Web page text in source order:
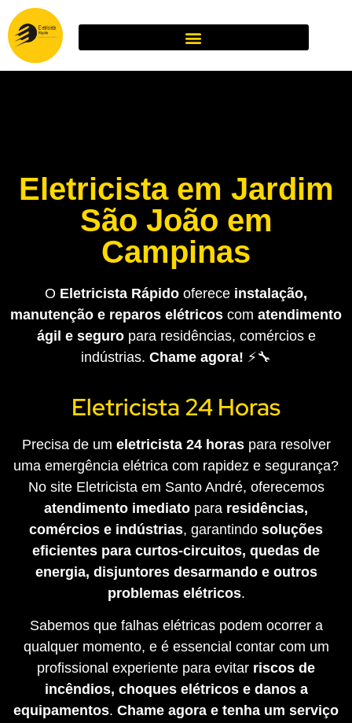
Eletricista em Jardim
São João em
Campinas
O Eletricista Rápido oferece instalação,
manutenção e reparos elétricos com atendimento
ágil e seguropara residências, comércios e
indústrias. Chame agora! ⚡🔧
Eletricista 24 Horas
Precisa de um eletricista 24 horaspara resolver
uma emergência elétrica com rapidez e segurança?
No site Eletricista em Santo André, oferecemos
atendimento imediato para residências,
comércios e indústrias, garantindo soluções
eficientes para curtos-circuitos, quedas de
energia, disjuntores desarmando e outros
problemas elétricos.
Sabemos que falhas elétricas podem ocorrer a
qualquer momento, e é essencial contar com um
profissional experiente para evitar riscos de
incêndios, choques elétricos e danos a
equipamentos. Chame agora e tenha um serviço